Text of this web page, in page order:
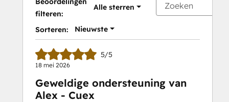
filteren:
Alle sterren
Sorteren: Nieuwste
5/5
18 mei 2026
Geweldige ondersteuning van
Alex - Cuex